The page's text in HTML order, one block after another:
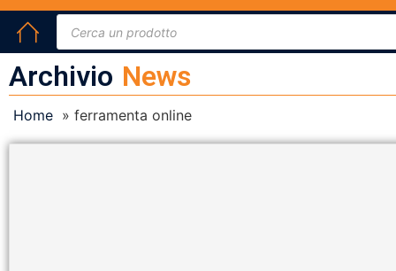
Archivio News
Home » ferramenta online